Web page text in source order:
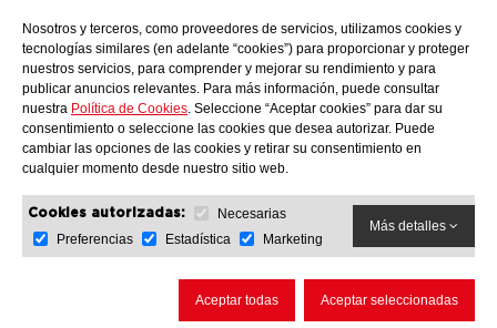
Nosotros y terceros, como proveedores de servicios, utilizamos cookies y
tecnologías similares (en adelante “cookies”) para proporcionar y proteger
nuestros servicios, para comprender y mejorar su rendimiento y para
publicar anuncios relevantes. Para más información, puede consultar
nuestra Política de Cookies. Seleccione “Aceptar cookies” para dar su
consentimiento o seleccione las cookies que desea autorizar. Puede
cambiar las opciones de las cookies y retirar su consentimiento en
cualquier momento desde nuestro sitio web.
Cookies autorizadas:
Necesarias
Preferencias
Estadística Marketing
Más detalles
Aceptar todas Aceptar seleccionadas
info@motonauticallonch.com
PROTECCIÓN DE DATOS POLÍTICA DE COOKIES